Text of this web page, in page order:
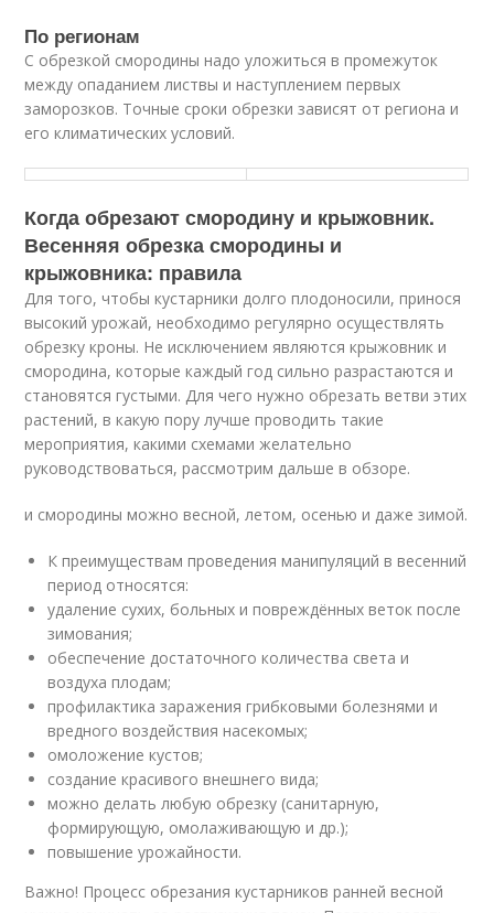
По регионам
С обрезкой смородины надо уложиться в промежуток
между опаданием листвы и наступлением первых
заморозков. Точные сроки обрезки зависят от региона и
его климатических условий.
Когда обрезают смородину и крыжовник.
Весенняя обрезка смородины и
крыжовника: правила
Для того, чтобы кустарники долго плодоносили, принося
высокий урожай, необходимо регулярно осуществлять
обрезку кроны. Не исключением являются крыжовник и
смородина, которые каждый год сильно разрастаются и
становятся густыми. Для чего нужно обрезать ветви этих
растений, в какую пору лучше проводить такие
мероприятия, какими схемами желательно
руководствоваться, рассмотрим дальше в обзоре.
и смородины можно весной, летом, осенью и даже зимой.
К преимуществам проведения манипуляций в весенний
период относятся:
удаление сухих, больных и повреждённых веток после
зимования;
обеспечение достаточного количества света и
воздуха плодам;
профилактика заражения грибковыми болезнями и
вредного воздействия насекомых;
омоложение кустов;
создание красивого внешнего вида;
можно делать любую обрезку (санитарную,
формирующую, омолаживающую и др.);
повышение урожайности.
Важно! Процесс обрезания кустарников ранней весной